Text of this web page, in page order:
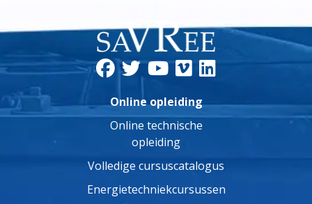
Online opleiding
Online technische
opleiding
Volledige cursuscatalogus
Energietechniekcursussen